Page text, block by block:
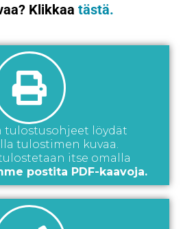
Klikkaa tästä.
tulostusohjeet löydät
tulostimen kuvaa.
itse omalla
postita PDF-kaavoja.